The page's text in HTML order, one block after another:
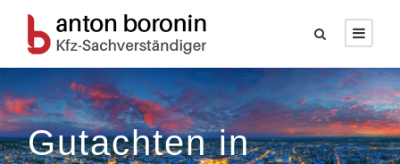
Gutachten in